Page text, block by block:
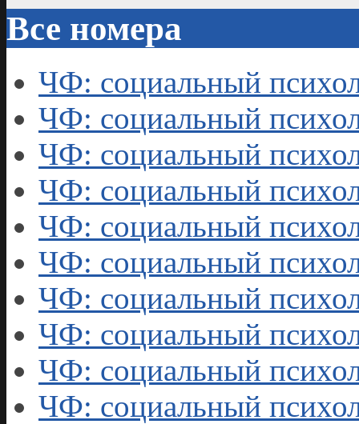
Все номера
ЧФ: социальный
ЧФ: социальный
ЧФ: социальный
ЧФ: социальный
ЧФ: социальный
ЧФ: социальный
ЧФ: социальный
ЧФ: социальный
ЧФ: социальный
ЧФ: социальный